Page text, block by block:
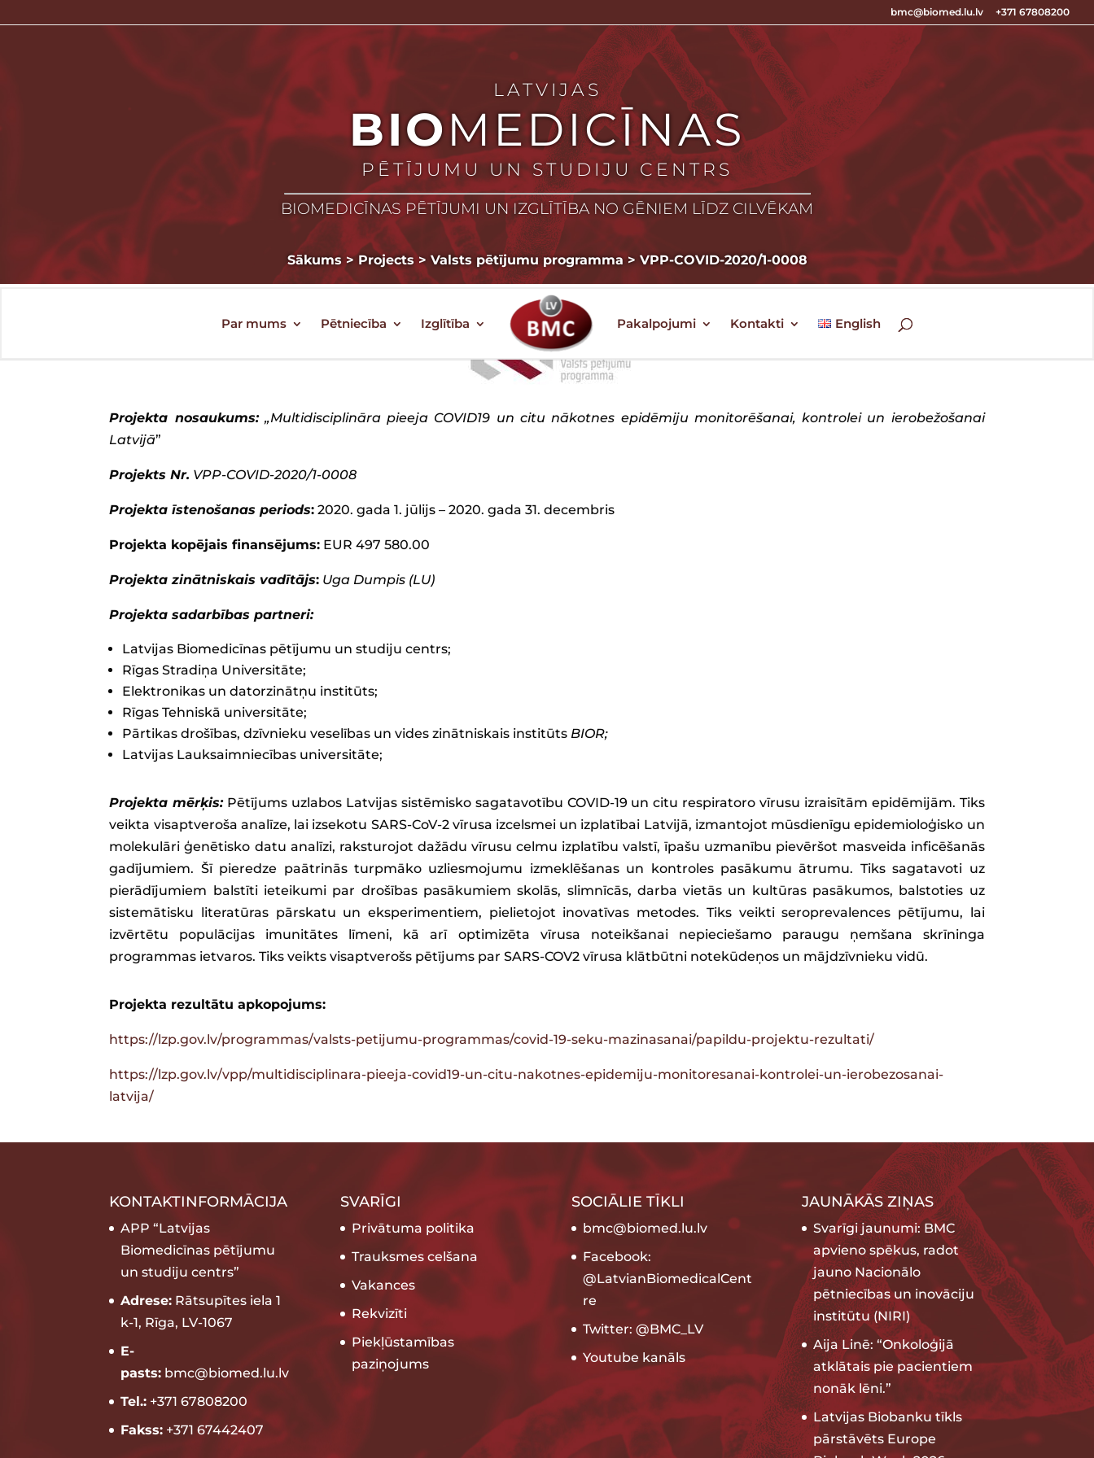
bmc@biomed.lu.lv +371 67808200
LATVIJAS
BIOMEDICĪNAS
PĒTĪJUMU UN STUDIJU CENTRS
BIOMEDICĪNAS PĒTĪJUMI UN IZGLĪTĪBA NO GĒNIEM LĪDZ CILVĒKAM
Sākums >Projects > Valsts pētījumu programma> VPP-COVID-2020/1-0008
Par mums Pētniecība Izglītība Pakalpojumi Kontakti English
Projekta nosaukums: „Multidisciplināra pieeja COVID19 un citu nākotnes epidēmiju monitorēšanai, kontrolei un ierobežošanai
Latvijā”
Projekts Nr. VPP-COVID-2020/1-0008
Projekta īstenošanas periods: 2020. gada 1. jūlijs – 2020. gada 31. decembris
Projekta kopējais finansējums: EUR 497 580.00
Projekta zinātniskais vadītājs: Uga Dumpis (LU)
Projekta sadarbības partneri:
Latvijas Biomedicīnas pētījumu un studiju centrs;
Rīgas Stradiņa Universitāte;
Elektronikas un datorzinātņu institūts;
Rīgas Tehniskā universitāte;
Pārtikas drošības, dzīvnieku veselības un vides zinātniskais institūts BIOR;
Latvijas Lauksaimniecības universitāte;
Projekta mērķis:Pētījums uzlabos Latvijas sistēmisko sagatavotību COVID-19 un citu respiratoro vīrusu izraisītām epidēmijām. Tiks
veikta visaptveroša analīze, lai izsekotu SARS-CoV-2 vīrusa izcelsmei un izplatībai Latvijā, izmantojot mūsdienīgu epidemioloģisko un
molekulāri ģenētisko datu analīzi, raksturojot dažādu vīrusu celmu izplatību valstī, īpašu uzmanību pievēršot masveida inficēšanās
gadījumiem. Šī pieredze paātrinās turpmāko uzliesmojumu izmeklēšanas un kontroles pasākumu ātrumu. Tiks sagatavoti uz
pierādījumiem balstīti ieteikumi par drošības pasākumiem skolās, slimnīcās, darba vietās un kultūras pasākumos, balstoties uz
sistemātisku literatūras pārskatu un eksperimentiem, pielietojot inovatīvas metodes. Tiks veikti seroprevalences pētījumu, lai
izvērtētu populācijas imunitātes līmeni, kā arī optimizēta vīrusa noteikšanai nepieciešamo paraugu ņemšana skrīninga
programmas ietvaros. Tiks veikts visaptverošs pētījums par SARS-COV2 vīrusa klātbūtni notekūdeņos un mājdzīvnieku vidū.
Projekta rezultātu apkopojums:
https://lzp.gov.lv/programmas/valsts-petijumu-programmas/covid-19-seku-mazinasanai/papildu-projektu-rezultati/
https://lzp.gov.lv/vpp/multidisciplinara-pieeja-covid19-un-citu-nakotnes-epidemiju-monitoresanai-kontrolei-un-ierobezosanai-
latvija/
KONTAKTINFORMĀCIJA
APP “Latvijas
Biomedicīnas pētījumu
un studiju centrs”
Adrese: Rātsupītes iela 1
k-1, Rīga, LV-1067
E-
pasts: bmc@biomed.lu.lv
Tel.: +371 67808200
Fakss: +371 67442407
SVARĪGI
Privātuma politika
Trauksmes celšana
Vakances
Rekvizīti
Piekļūstamības
paziņojums
SOCIĀLIE TĪKLI
bmc@biomed.lu.lv
Facebook:
@LatvianBiomedicalCent
re
Twitter: @BMC_LV
Youtube kanāls
JAUNĀKĀS ZIŅAS
Svarīgi jaunumi: BMC
apvieno spēkus, radot
jauno Nacionālo
pētniecības un inovāciju
institūtu (NIRI)
Aija Linē: “Onkoloģijā
atklātais pie pacientiem
nonāk lēni.”
Latvijas Biobanku tīkls
pārstāvēts Europe